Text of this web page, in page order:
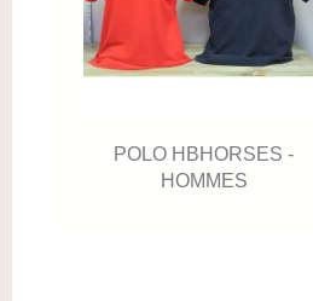
POLO HBHORSES -
HOMMES